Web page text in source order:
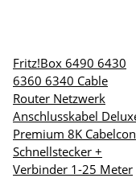
Fritz!Box 6490 6430
6360 6340 Cable
Router Netzwerk
Anschlusskabel
Premium 8K Cabelcon
Schnellstecker +
Verbinder 1-25 Meter